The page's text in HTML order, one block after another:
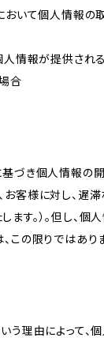
おいて個人情報
人情報が提供され
合
づき個人情報の
客様に対し、遅滞
す。）。但し、個
この限りではあり
う理由によって、